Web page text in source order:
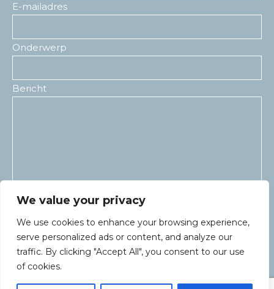
We value your privacy
We use cookies to enhance your browsing experience,
serve personalized ads or content, and analyze our
traffic. By clicking "Accept All", you consent to our use
of cookies.
E-mailadres
Onderwerp
Bericht